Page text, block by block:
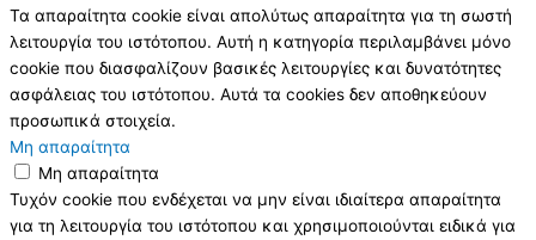
Τα απαραίτητα cookie είναι απολύτως απαραίτητα για τη σωστή
λειτουργία του ιστότοπου. Αυτή η κατηγορία περιλαμβάνει μόνο
cookie που διασφαλίζουν βασικές λειτουργίες και δυνατότητες
ασφάλειας του ιστότοπου. Αυτά τα cookies δεν αποθηκεύουν
προσωπικά στοιχεία.
Μη απαραίτητα
Μη απαραίτητα
Τυχόν cookie που ενδέχεται να μην είναι ιδιαίτερα απαραίτητα
για τη λειτουργία του ιστότοπου και χρησιμοποιούνται ειδικά για